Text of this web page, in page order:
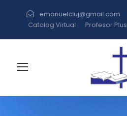
emanuelcluj@gmail.com
Catalog Virtual
Profesor Plus